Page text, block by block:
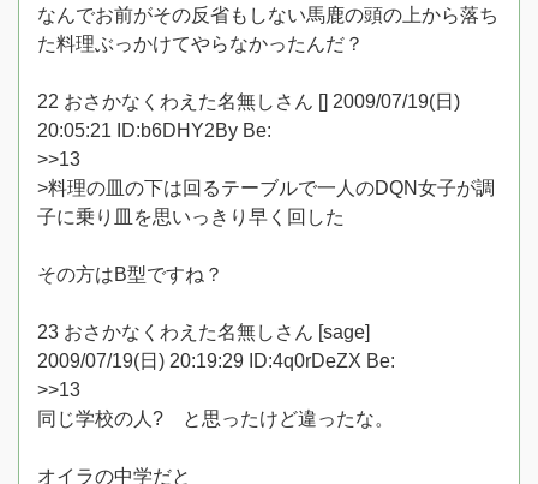
なんでお前がその反省もしない馬鹿の頭の上から落ち
た料理ぶっかけてやらなかったんだ？
22 おさかなくわえた名無しさん [] 2009/07/19(日)
20:05:21 ID:b6DHY2By Be:
>>13
>料理の皿の下は回るテーブルで一人のDQN女子が調
子に乗り皿を思いっきり早く回した
その方はB型ですね？
23 おさかなくわえた名無しさん [sage]
2009/07/19(日) 20:19:29 ID:4q0rDeZX Be:
>>13
同じ学校の人? と思ったけど違ったな。
オイラの中学だと